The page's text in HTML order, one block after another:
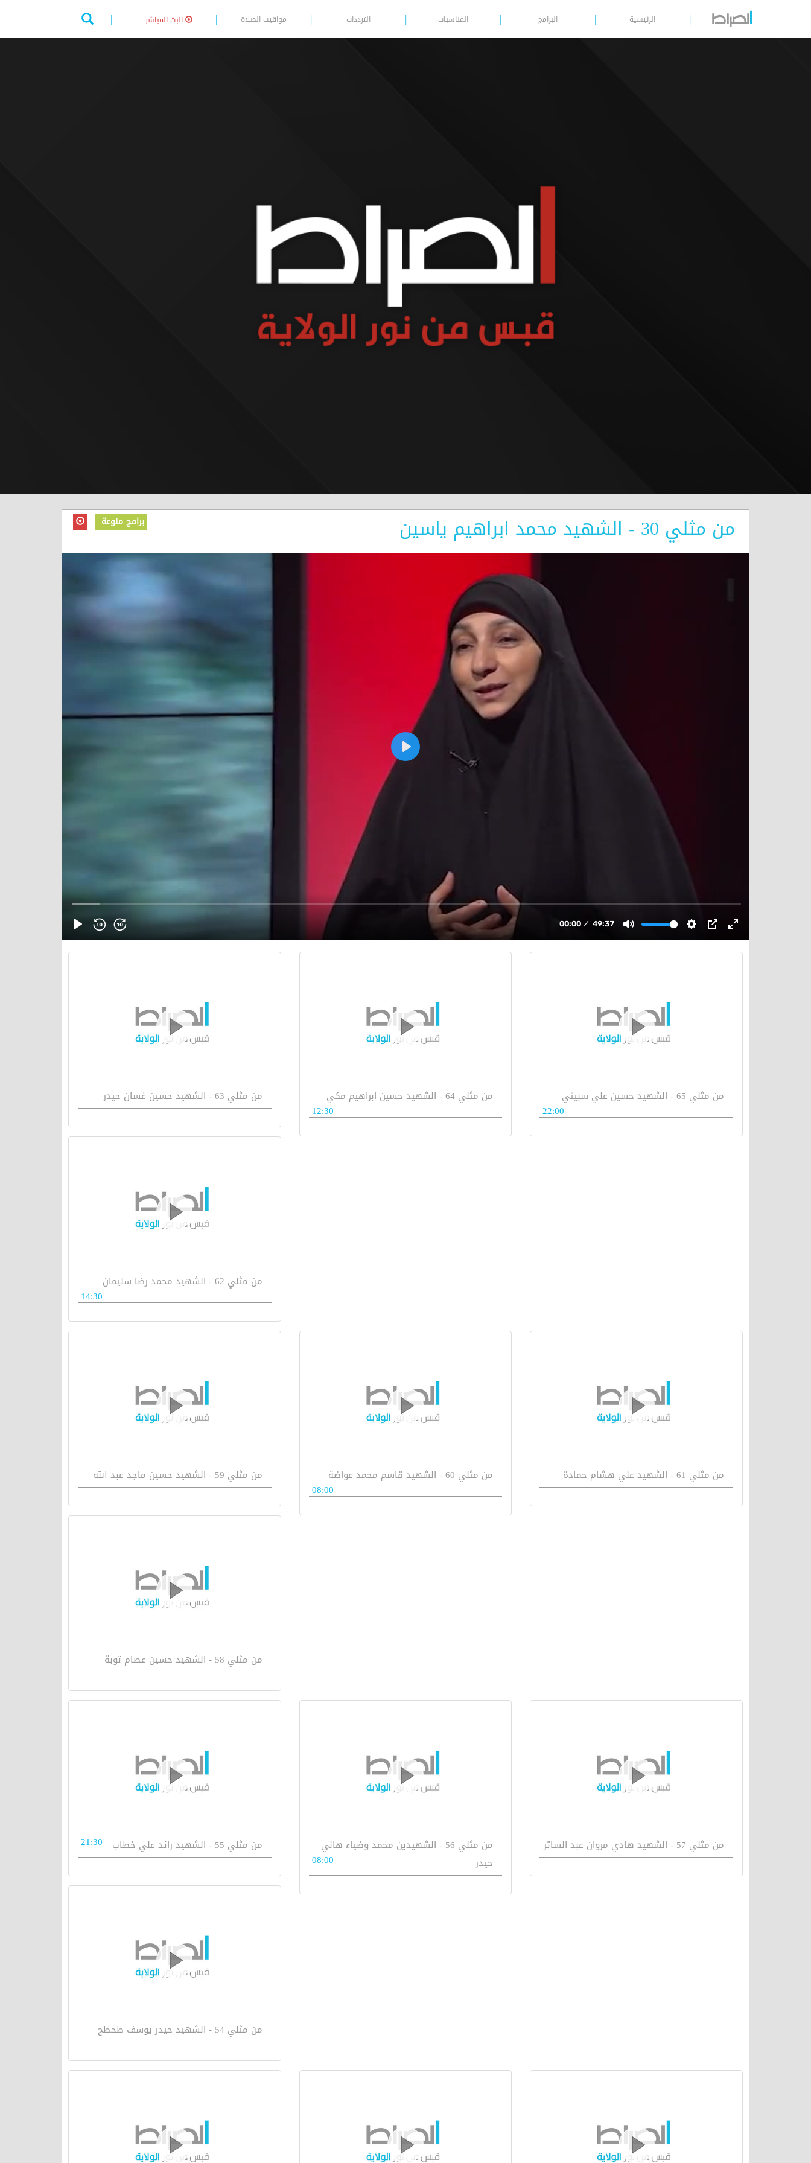
الرئيسية البرامج المناسبات الترددات مواقيت الصلاة البث المباشر
من مثلي 30 - الشهيد محمد ابراهيم ياسين برامج منوعة
من مثلي 65 - الشهيد حسين علي سبيتي
22:00
من مثلي 64 - الشهيد حسين إبراهيم مكي
12:30
من مثلي 63 - الشهيد حسين غسان حيدر
من مثلي 62 - الشهيد محمد رضا سليمان
14:30
من مثلي 61 - الشهيد علي هشام حمادة
من مثلي 60 - الشهيد قاسم محمد عواضة
08:00
من مثلي 59 - الشهيد حسين ماجد عبد الله
من مثلي 58 - الشهيد حسين عصام توبة
من مثلي 57 - الشهيد هادي مروان عبد الساتر
من مثلي 56 - الشهيدين محمد وضياء هاني
حيدر
08:00
من مثلي 55 - الشهيد رائد علي خطاب 21:30
من مثلي 54 - الشهيد حيدر يوسف طحطح